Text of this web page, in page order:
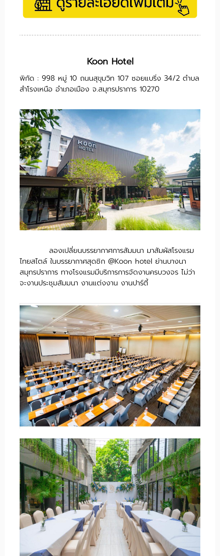
Koon Hotel
พิกัด : 998 หมู่ 10 ถนนสุขุมวิท 107 ซอยแบริ่ง 34/2 ตำบล
สำโรงเหนือ อำเภอเมือง จ.สมุทรปราการ 10270
ลองเปลี่ยนบรรยากาศการสัมมนา มาสัมผัสโรงแรม
ไทยสไตล์ ในบรรยากาศสุดชิก @Koon hotel ย่านบางนา
สมุทรปราการ ทางโรงแรมมีบริการการจัดงานครบวงจร ไม่ว่า
จะงานประชุมสัมมนา งานแต่งงาน งานปาร์ตี้